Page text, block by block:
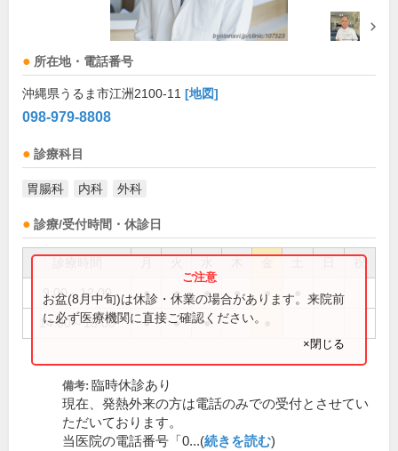
所在地・電話番号
沖縄県うるま市江洲2100-11 [地図]
098-979-8808
診療科目
胃腸科 内科 外科
診療/受付時間・休診日
祝
9:00～12:00 ● ● ● ● ●
14:00～18:00 ● ● ●
お盆(8月中旬)は休診・休業の場合があります。来院前
に必ず医療機関に直接ご確認ください。
×閉じる
備考: 臨時休診あり
現在、発熱外来の方は電話のみでの受付とさせてい
ただいております。
当医院の電話番号「0...(続きを読む)